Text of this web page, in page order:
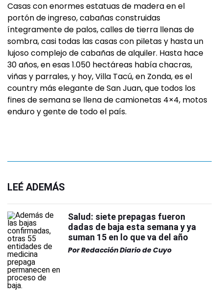
Casas con enormes estatuas de madera en el
portón de ingreso, cabañas construidas
íntegramente de palos, calles de tierra llenas de
sombra, casi todas las casas con piletas y hasta un
lujoso complejo de cabañas de alquiler. Hasta hace
30 años, en esas 1.050 hectáreas había chacras,
viñas y parrales, y hoy, Villa Tacú, en Zonda, es el
country más elegante de San Juan, que todos los
fines de semana se llena de camionetas 4×4, motos
enduro y gente de todo el país.
LEÉ ADEMÁS
Salud: siete prepagas fueron
dadas de baja esta semana y ya
suman 15 en lo que va del año
PorRedacción Diario de Cuyo